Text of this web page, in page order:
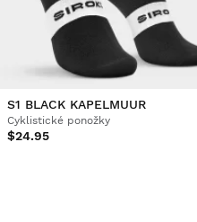
S1 BLACK KAPELMUUR
Cyklistické ponožky
$24.95